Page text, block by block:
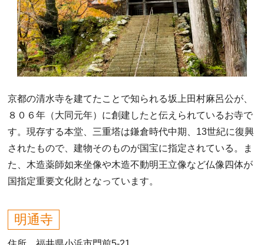
京都の清水寺を建てたことで知られる坂上田村麻呂公が、
８０６年（大同元年）に創建したと伝えられているお寺で
す。現存する本堂、三重塔は鎌倉時代中期、13世紀に復興
されたもので、建物そのものが国宝に指定されている。ま
た、木造薬師如来坐像や木造不動明王立像など仏像四体が
国指定重要文化財となっています。
明通寺